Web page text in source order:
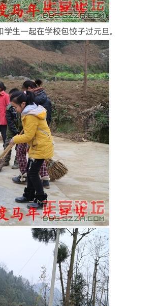
生一起在学校包饺子过元旦。